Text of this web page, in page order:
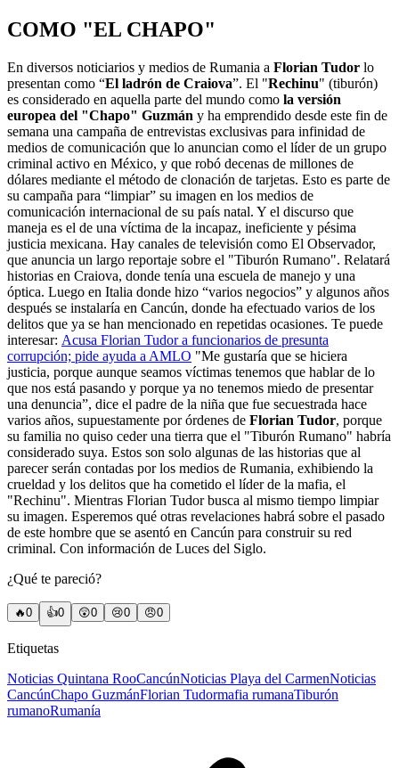
COMO "EL CHAPO"
En diversos noticiarios y medios de Rumania a Florian Tudor lo
presentan como “El ladrón de Craiova”. El "Rechinu" (tiburón)
es considerado en aquella parte del mundo como la versión
europea del "Chapo" Guzmán y ha emprendido desde este fin de
semana una campaña de entrevistas exclusivas para infinidad de
medios de comunicación que lo anuncian como el líder de un grupo
criminal activo en México, y que robó decenas de millones de
dólares mediante el método de clonación de tarjetas. Esto es parte de
su campaña para “limpiar” su imagen en los medios de
comunicación internacional de su país natal. Y el discurso que
maneja es el de una víctima de la incapaz, ineficiente y pésima
justicia mexicana. Hay canales de televisión como El Observador,
que anuncia un largo reportaje sobre el "Tiburón Rumano". Relatará
historias en Craiova, donde tenía una escuela de manejo y una
óptica. Luego en Italia donde hizo “varios negocios” y algunos años
después se instalaría en Cancún, donde ha efectuado varios de los
delitos que ya se han mencionado en repetidas ocasiones. Te puede
interesar: Acusa Florian Tudor a funcionarios de presunta
corrupción; pide ayuda a AMLO "Me gustaría que se hiciera
justicia, porque aunque seamos víctimas tenemos que hablar de lo
que nos está pasando y porque ya no tenemos miedo de presentar
una denuncia”, dice el padre de la niña que fue secuestrada hace
varios años, supuestamente por órdenes de Florian Tudor, porque
su familia no quiso ceder una tierra que el "Tiburón Rumano" habría
considerado suya. Estos son solo algunas de las historias que al
parecer serán contadas por los medios de Rumania, exhibiendo la
crueldad y los delitos que ha cometido el líder de la mafia, el
"Rechinu". Mientras Florian Tudor busca al mismo tiempo limpiar
su imagen. Esperemos qué otras revelaciones habrá sobre el pasado
de este hombre que se asentó en Cancún para construir su red
criminal. Con información de Luces del Siglo.
¿Qué te pareció?
🔥0 👍0 😲0 😢0 😠0
Etiquetas
Noticias Quintana RooCancúnNoticias Playa del CarmenNoticias
CancúnChapo GuzmánFlorian Tudormafia rumanaTiburón
rumanoRumanía